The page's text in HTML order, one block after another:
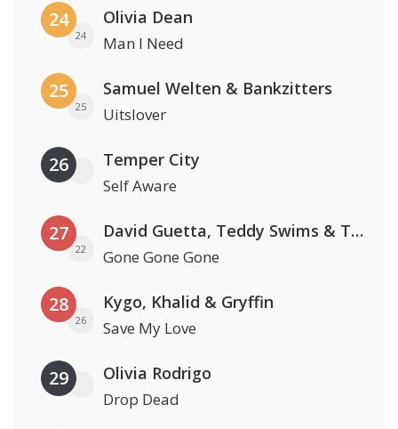
24
24
Olivia Dean
Man I Need
25
25
Samuel Welten & Bankzitters
Uitslover
26 Temper City
Self Aware
27
22
David Guetta, Teddy Swims & Tones And I
Gone Gone Gone
28
26
Kygo, Khalid & Gryffin
Save My Love
29 Olivia Rodrigo
Drop Dead